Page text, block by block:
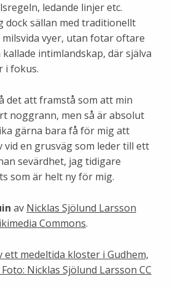
ledande linjer etc.
dock sällan med traditionellt
vyer, utan fotar oftare
intimlandskap, där själva
i fokus.
det att framstå som att min
noggrann, men så är absolut
gärna bara få för mig att
vid en grusväg som leder till ett
sevärdhet, jag tidigare
som är helt ny för mig.
av Nicklas Sjölund Larsson
Commons.